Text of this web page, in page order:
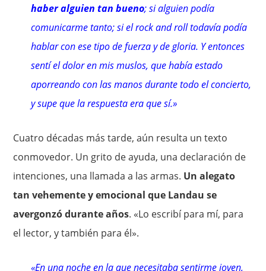
haber alguien tan bueno; si alguien podía
comunicarme tanto; si el rock and roll todavía podía
hablar con ese tipo de fuerza y de gloria. Y entonces
sentí el dolor en mis muslos, que había estado
aporreando con las manos durante todo el concierto,
y supe que la respuesta era que sí.»
Cuatro décadas más tarde, aún resulta un texto
conmovedor. Un grito de ayuda, una declaración de
intenciones, una llamada a las armas. Un alegato
tan vehemente y emocional que Landau se
avergonzó durante años. «Lo escribí para mí, para
el lector, y también para él».
«En una noche en la que necesitaba sentirme joven,